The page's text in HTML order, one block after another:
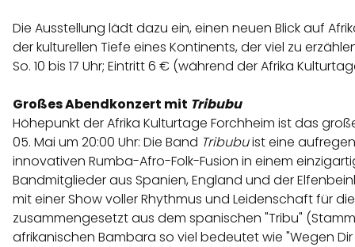
Die Ausstellung lädt dazu ein, einen neuen Blick auf
der kulturellen Tiefe eines Kontinents, der viel zu
So. 10 bis 17 Uhr; Eintritt 6 € (während der Afrika
Großes Abendkonzert mit Tribubu
Höhepunkt der Afrika Kulturtage Forchheim ist das
05. Mai um 20:00 Uhr: Die Band Tribubuist eine
innovativen Rumba-Afro-Folk-Fusion in einem
Bandmitglieder aus Spanien, England und der
mit einer Show voller Rhythmus und Leidenschaft für
zusammengesetzt aus dem spanischen "Tribu"
afrikanischen Bambara so viel bedeutet wie "Wegen Dir